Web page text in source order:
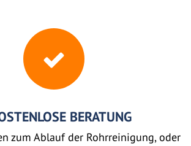
BERATUNG
zum Ablauf der Rohrreinigung, oder